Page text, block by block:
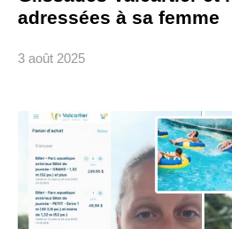
adressées à sa femme
3 août 2025